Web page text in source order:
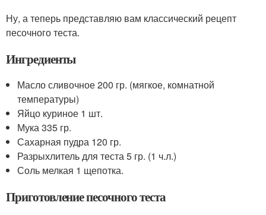
Ну, а теперь представляю вам классический рецепт
песочного теста.
Ингредиенты
Масло сливочное 200 гр. (мягкое, комнатной
температуры)
Яйцо куриное 1 шт.
Мука 335 гр.
Сахарная пудра 120 гр.
Разрыхлитель для теста 5 гр. (1 ч.л.)
Соль мелкая 1 щепотка.
Приготовление песочного теста